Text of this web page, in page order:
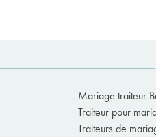
Mariage traiteur
Traiteur pour
Traiteurs de